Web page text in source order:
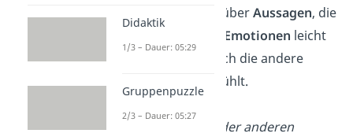
, überAussagen, die
Emotionen leicht
erkennen, wie sich die andere
Person gerade fühlt.
Warum geht es der anderen
Didaktik
1/3 – Dauer: 05:29
Gruppenpuzzle
2/3 – Dauer: 05:27